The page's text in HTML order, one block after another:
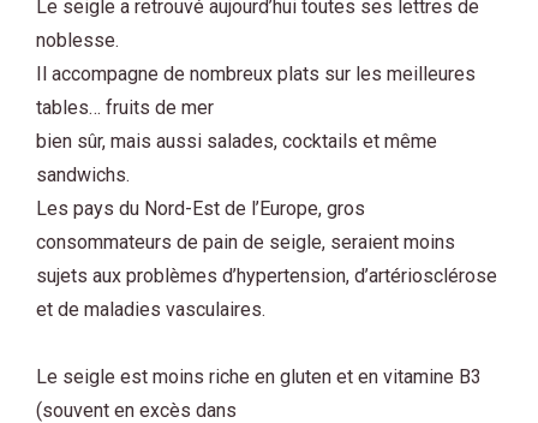
Le seigle a retrouvé aujourd’hui toutes ses lettres de
noblesse.
Il accompagne de nombreux plats sur les meilleures
tables… fruits de mer
bien sûr, mais aussi salades, cocktails et même
sandwichs.
Les pays du Nord-Est de l’Europe, gros
consommateurs de pain de seigle, seraient moins
sujets aux problèmes d’hypertension, d’artériosclérose
et de maladies vasculaires.
Le seigle est moins riche en gluten et en vitamine B3
(souvent en excès dans